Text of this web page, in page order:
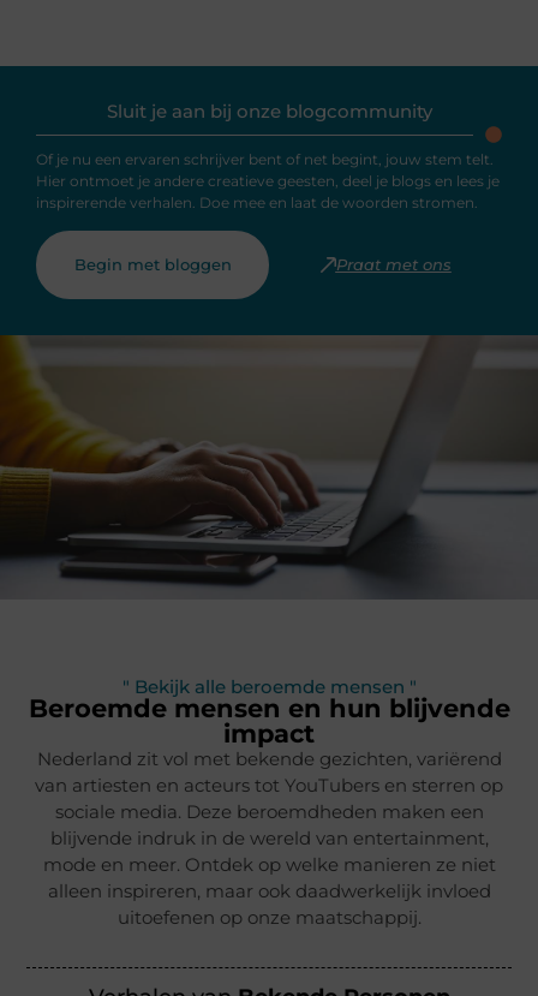
Sluit je aan bij onze blogcommunity
Of je nu een ervaren schrijver bent of net begint, jouw stem telt.
Hier ontmoet je andere creatieve geesten, deel je blogs en lees je
inspirerende verhalen. Doe mee en laat de woorden stromen.
Begin met bloggen Praat met ons
" Bekijk alle beroemde mensen "
Beroemde mensen en hun blijvende
impact
Nederland zit vol met bekende gezichten, variërend
van artiesten en acteurs tot YouTubers en sterren op
sociale media. Deze beroemdheden maken een
blijvende indruk in de wereld van entertainment,
mode en meer. Ontdek op welke manieren ze niet
alleen inspireren, maar ook daadwerkelijk invloed
uitoefenen op onze maatschappij.